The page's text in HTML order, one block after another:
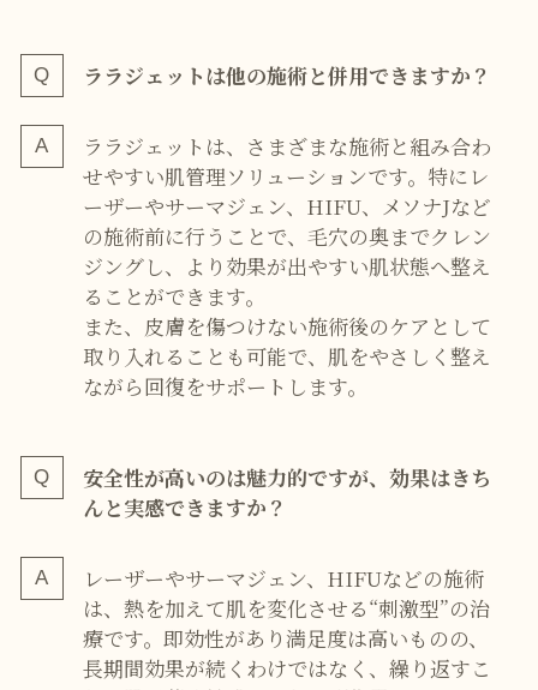
ララジェットは他の施術と併用できますか？
ララジェットは、さまざまな施術と組み合わ
せやすい肌管理ソリューションです。特にレ
ーザーやサーマジェン、HIFU、メソナJなど
の施術前に行うことで、毛穴の奥までクレン
ジングし、より効果が出やすい肌状態へ整え
ることができます。
また、皮膚を傷つけない施術後のケアとして
取り入れることも可能で、肌をやさしく整え
ながら回復をサポートします。
安全性が高いのは魅力的ですが、効果はきち
んと実感できますか？
レーザーやサーマジェン、HIFUなどの施術
は、熱を加えて肌を変化させる“刺激型”の治
療です。即効性があり満足度は高いものの、
長期間効果が続くわけではなく、繰り返すこ